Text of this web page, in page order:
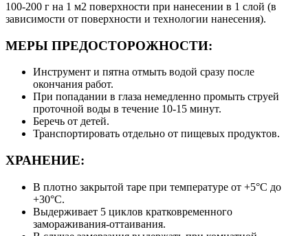
100-200 г на 1 м2 поверхности при нанесении в 1 слой (в
зависимости от поверхности и технологии нанесения).
МЕРЫ ПРЕДОСТОРОЖНОСТИ:
Инструмент и пятна отмыть водой сразу после
окончания работ.
При попадании в глаза немедленно промыть струей
проточной воды в течение 10-15 минут.
Беречь от детей.
Транспортировать отдельно от пищевых продуктов.
ХРАНЕНИЕ:
В плотно закрытой таре при температуре от +5°С до
+30°С.
Выдерживает 5 циклов кратковременного
замораживания-оттаивания.